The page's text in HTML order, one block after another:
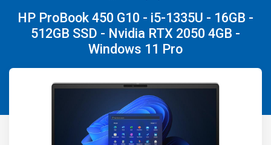
HP ProBook 450 G10 - i5-1335U - 16GB -
512GB SSD - Nvidia RTX 2050 4GB -
Windows 11 Pro